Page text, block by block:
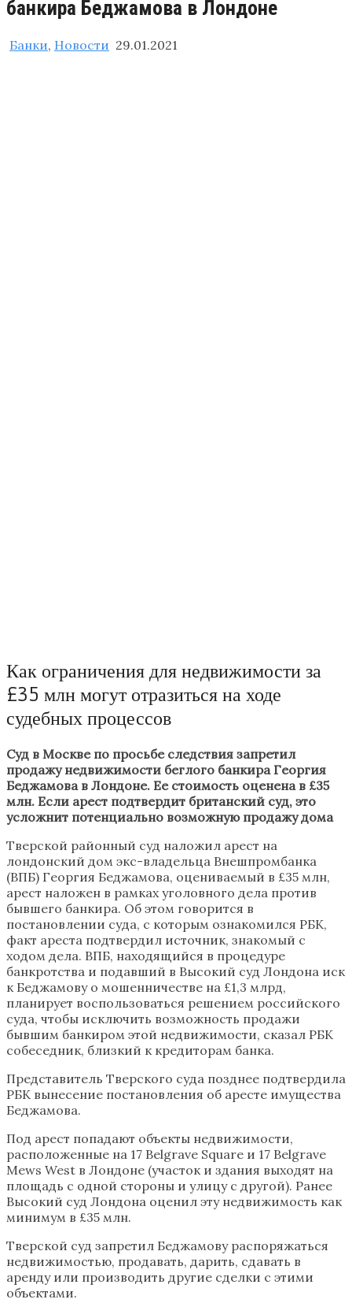
банкира Беджамова в Лондоне
Банки, Новости 29.01.2021
Как ограничения для недвижимости за
£35 млн могут отразиться на ходе
судебных процессов
Суд в Москве по просьбе следствия запретил
продажу недвижимости беглого банкира Георгия
Беджамова в Лондоне. Ее стоимость оценена в £35
млн. Если арест подтвердит британский суд, это
усложнит потенциально возможную продажу дома
Тверской районный суд наложил арест на
лондонский дом экс-владельца Внешпромбанка
(ВПБ) Георгия Беджамова, оцениваемый в £35 млн,
арест наложен в рамках уголовного дела против
бывшего банкира. Об этом говорится в
постановлении суда, с которым ознакомился РБК,
факт ареста подтвердил источник, знакомый с
ходом дела. ВПБ, находящийся в процедуре
банкротства и подавший в Высокий суд Лондона иск
к Беджамову о мошенничестве на £1,3 млрд,
планирует воспользоваться решением российского
суда, чтобы исключить возможность продажи
бывшим банкиром этой недвижимости, сказал РБК
собеседник, близкий к кредиторам банка.
Представитель Тверского суда позднее подтвердила
РБК вынесение постановления об аресте имущества
Беджамова.
Под арест попадают объекты недвижимости,
расположенные на 17 Belgrave Square и 17 Belgrave
Mews West в Лондоне (участок и здания выходят на
площадь с одной стороны и улицу с другой). Ранее
Высокий суд Лондона оценил эту недвижимость как
минимум в £35 млн.
Тверской суд запретил Беджамову распоряжаться
недвижимостью, продавать, дарить, сдавать в
аренду или производить другие сделки с этими
объектами.